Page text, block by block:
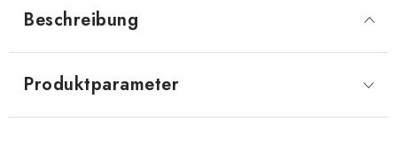
Beschreibung
Produktparameter